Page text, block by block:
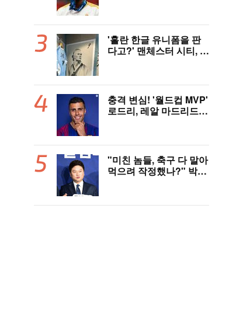
적 잔류 "2032년까지 재
계약 서명"
'홀란 한글 유니폼을 판
다고?' 맨체스터 시티, 팝
충격 변심! '월드컵 MVP'
로드리, 레알 마드리드
제안 예정" 맨시티 허락
만 남았다
"미친 놈들, 축구 다 말아
먹으려 작정했나?" 박문
"국제적 망신, 국제 문제